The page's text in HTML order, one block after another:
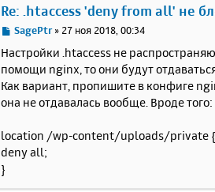
Re: .htaccess 'deny from all' не
С
о
б
щ
е
е
SagePtr» 27 ноя 2018, 00:34
Настройки .htaccess не
помощи nginx, то они будут
Как вариант, пропишите в конфиге
она не отдавалась вообще. Вроде того:
location /wp-content/uploads/private {
deny all;
}